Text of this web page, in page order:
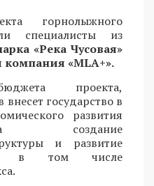
горнолыжного
специалисты из
«Река Чусовая»
компания «MLA+».
проекта,
государство в
развития
создание
и развитие
в том числе